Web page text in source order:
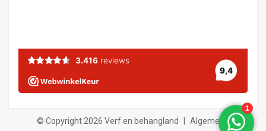
© Copyright 2026 Verf en behangland Algemene